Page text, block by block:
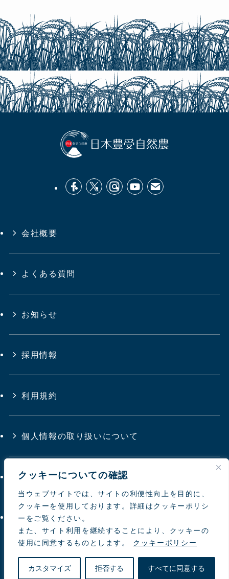
クッキーについての確認
当ウェブサイトでは、サイトの利便性向上を目的に、
クッキーを使用しております。詳細はクッキーポリシ
ーをご覧ください。
また、サイト利用を継続することにより、クッキーの
使用に同意するものとします。
クッキーポリシー
カスタマイズ 拒否する すべてに同意する
会社概要
よくある質問
お知らせ
採用情報
利用規約
個人情報の取り扱いについて
サイトマップ
お問い合わせ
© 1997-
2026 NIPPON TOYOUKE